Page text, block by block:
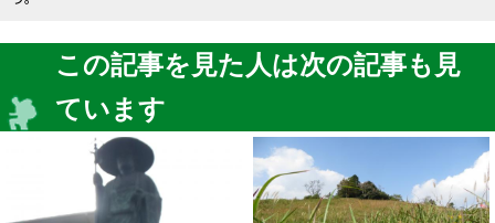
この記事を見た人は次の記事も見
ています